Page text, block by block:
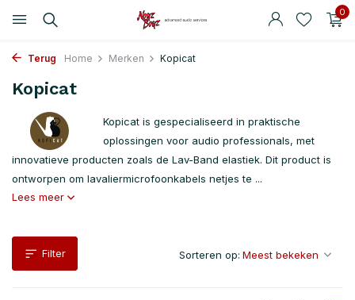
0
Terug Home Merken Kopicat
Kopicat
Kopicat is gespecialiseerd in praktische
oplossingen voor audio professionals, met
innovatieve producten zoals de Lav-Band elastiek. Dit product is
ontworpen om lavaliermicrofoonkabels netjes te ...
Lees meer
Filter Sorteren op: